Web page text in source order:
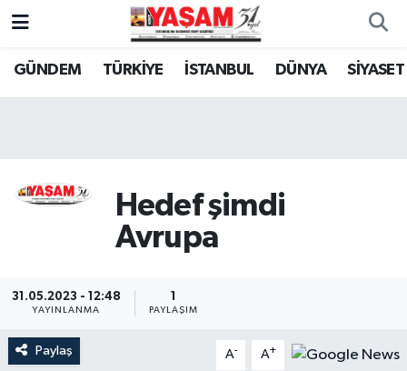
GÜNDEM TÜRKİYE İSTANBUL DÜNYA SİYASET
Hedef şimdi
Avrupa
31.05.2023 - 12:48
YAYINLANMA PAYLAŞIM
Paylaş A- A+